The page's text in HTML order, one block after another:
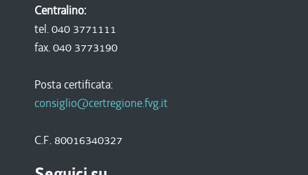
Centralino:
tel. 040 3771111
fax. 040 3773190
Posta certificata:
consiglio@certregione.fvg.it
C.F. 80016340327